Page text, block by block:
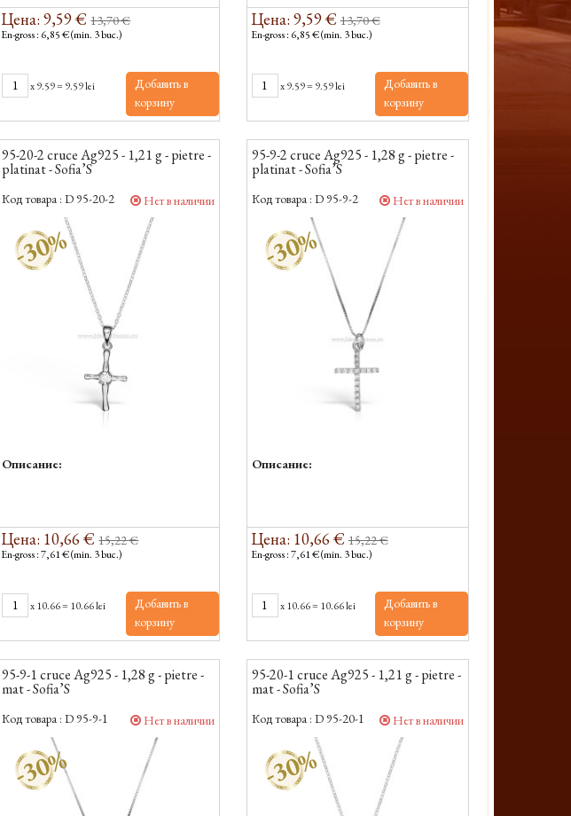
Цена: 9,59 € 13,70 €
En-gross : 6,85 € (min. 3 buc.)
x9.59= 9.59 lei
Добавить в
корзину
Цена: 9,59 € 13,70 €
En-gross : 6,85 € (min. 3 buc.)
x9.59= 9.59 lei
Добавить в
корзину
95-20-2 cruce Ag925 - 1,21 g - pietre -
platinat - Sofia’S
Код товара : D 95-20-2 Нет в наличии
-30%
Описание:
Цена: 10,66 € 15,22 €
En-gross : 7,61 € (min. 3 buc.)
x10.66= 10.66 lei
Добавить в
корзину
95-9-2 cruce Ag925 - 1,28 g - pietre -
platinat - Sofia’S
Код товара : D 95-9-2 Нет в наличии
-30%
Описание:
Цена: 10,66 € 15,22 €
En-gross : 7,61 € (min. 3 buc.)
x10.66= 10.66 lei
Добавить в
корзину
95-9-1 cruce Ag925 - 1,28 g - pietre -
mat - Sofia’S
Код товара : D 95-9-1 Нет в наличии
-30%
95-20-1 cruce Ag925 - 1,21 g - pietre -
mat - Sofia’S
Код товара : D 95-20-1 Нет в наличии
-30%